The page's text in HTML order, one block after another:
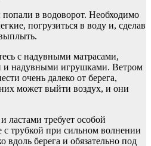
в водоворот. Необходимо
погрузиться в воду и, сделав
с надувными матрасами,
и надувными игрушками. Ветром
очень далеко от берега,
может выйти воздух, и они
ластами требует особой
с трубкой при сильном волнении
берега и обязательно под